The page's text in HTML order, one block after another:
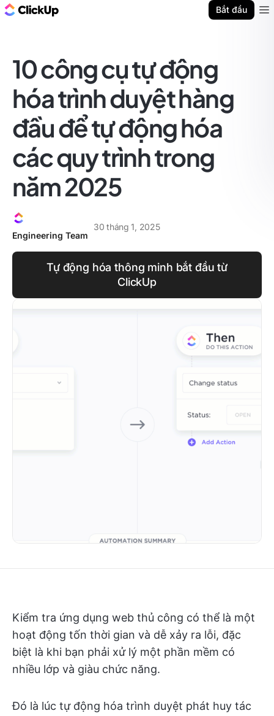
Bắt đầu
10 công cụ tự động
hóa trình duyệt hàng
đầu để tự động hóa
các quy trình trong
năm 2025
Engineering Team
30 tháng 1, 2025
Tự động hóa thông minh bắt đầu từ
ClickUp
Kiểm tra ứng dụng web thủ công có thể là một
hoạt động tốn thời gian và dễ xảy ra lỗi, đặc
biệt là khi bạn phải xử lý một phần mềm có
nhiều lớp và giàu chức năng.
Đó là lúc tự động hóa trình duyệt phát huy tác